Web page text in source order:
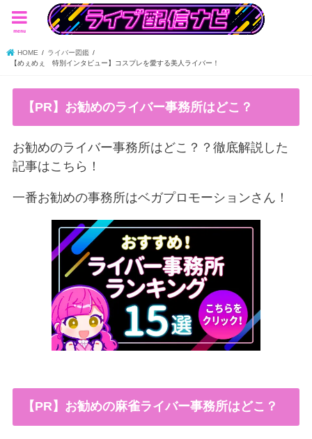
menu
HOME
ライバー図鑑
【めぇめぇ 特別インタビュー】コスプレを愛する美人ライバー！
【PR】お勧めのライバー事務所はどこ？
お勧めのライバー事務所はどこ？？徹底解説した
記事はこちら！
一番お勧めの事務所はベガプロモーションさん！
【PR】お勧めの麻雀ライバー事務所はどこ？